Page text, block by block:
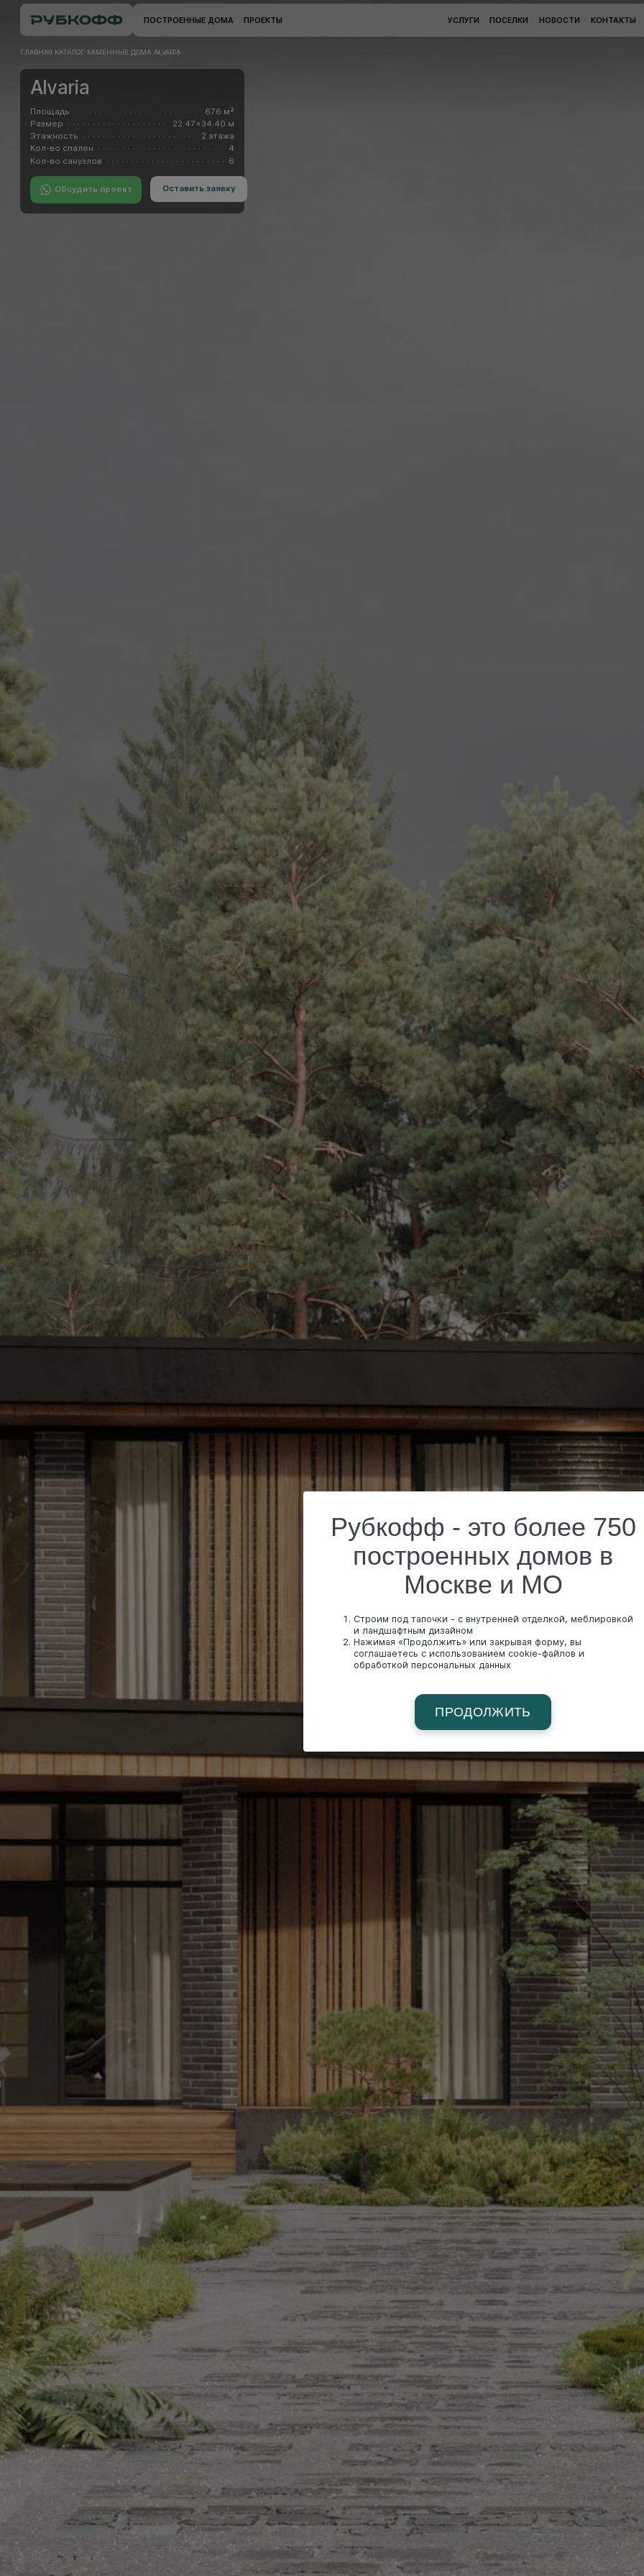
ПОСТРОЕННЫЕ ДОМА ПРОЕКТЫ УСЛУГИ ПОСЕЛКИ НОВОСТИ КОНТАКТЫ
ГЛАВНАЯ КАТАЛОГ КАМЕННЫЕ ДОМА ALVARIA
Alvaria
Площадь
676 м²
Размер
22.47x34.40 м
Этажность
2 этажа
Кол-во спален
4
Кол-во санузлов
6
Обсудить проект Оставить заявку
Оставить заявку
Рубкофф - это более 750
построенных домов в
Москве и МО
Строим под тапочки - с внутренней отделкой, меблировкой
и ландшафтным дизайном
Нажимая «Продолжить» или закрывая форму, вы
соглашаетесь с использованием cookie-файлов и
обработкой персональных данных
ПРОДОЛЖИТЬ